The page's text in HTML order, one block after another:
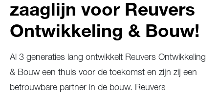
zaaglijn voor Reuvers
Ontwikkeling & Bouw!
Al 3 generaties lang ontwikkelt Reuvers Ontwikkeling
& Bouw een thuis voor de toekomst en zijn zij een
betrouwbare partner in de bouw. Reuvers